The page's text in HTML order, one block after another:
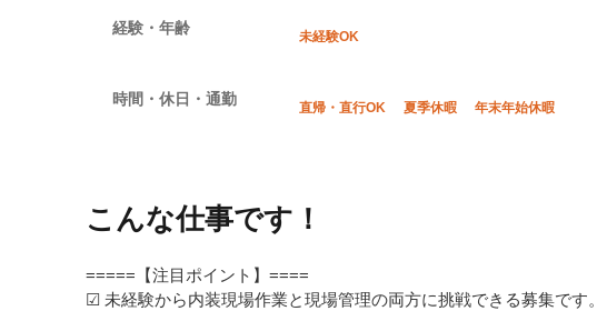
経験・年齢 未経験OK
時間・休日・通勤 直帰・直行OK 夏季休暇 年末年始休暇
こんな仕事です！
=====【注目ポイント】====
☑ 未経験から内装現場作業と現場管理の両方に挑戦できる募集です。